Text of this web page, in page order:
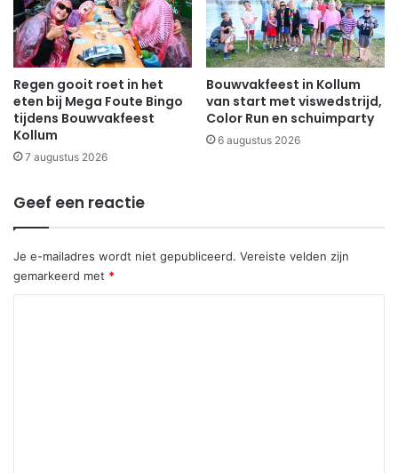
Regen gooit roet in het
eten bij Mega Foute Bingo
tijdens Bouwvakfeest
Kollum
7 augustus 2026
Bouwvakfeest in Kollum
van start met viswedstrijd,
Color Run en schuimparty
6 augustus 2026
Geef een reactie
Je e-mailadres wordt niet gepubliceerd. Vereiste velden zijn
gemarkeerd met *